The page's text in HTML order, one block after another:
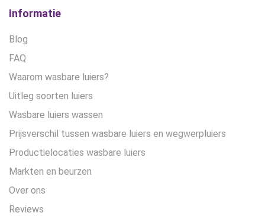
Informatie
Blog
FAQ
Waarom wasbare luiers?
Uitleg soorten luiers
Wasbare luiers wassen
Prijsverschil tussen wasbare luiers en wegwerpluiers
Productielocaties wasbare luiers
Markten en beurzen
Over ons
Reviews